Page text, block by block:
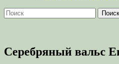
Поиск
Найти:
Серебряный вальс